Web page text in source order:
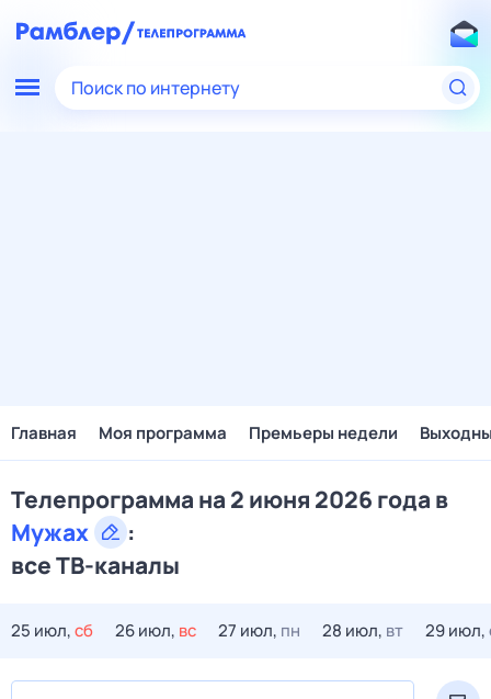
Поиск по интернету
Главная Моя программа Премьеры недели
Телепрограмма на 2 июня 2026 года в
Мужах
:
все ТВ-каналы
25 июл,сб 26 июл, вс 27 июл, пн 28 июл, вт 29 июл,